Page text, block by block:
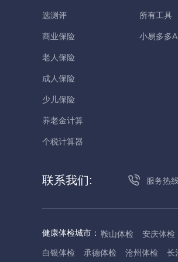
选测评
商业保险
老人保险
成人保险
少儿保险
养老金计算
个税计算器
所有工具
小易多多
联系我们: 服务热
健康体检城市： 鞍山体检 安庆体检
白银体检
承德体检 沧州体检 长